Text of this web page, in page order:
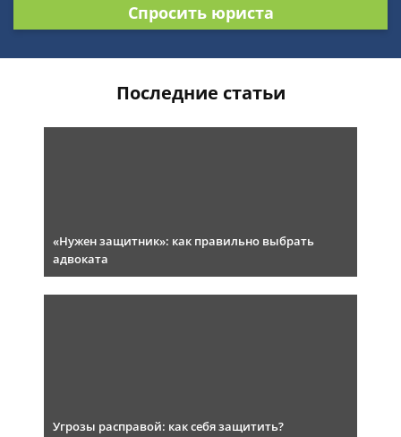
Спросить юриста
Последние статьи
«Нужен защитник»: как правильно выбрать
адвоката
Угрозы расправой: как себя защитить?